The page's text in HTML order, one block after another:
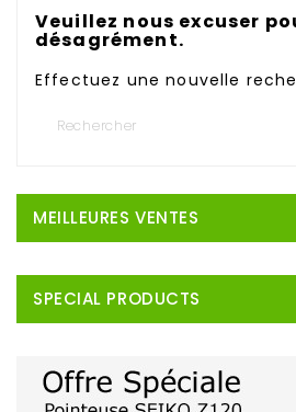
Veuillez nous excuser
désagrément.
Effectuez une nouvelle
MEILLEURES VENTES
SPECIAL PRODUCTS